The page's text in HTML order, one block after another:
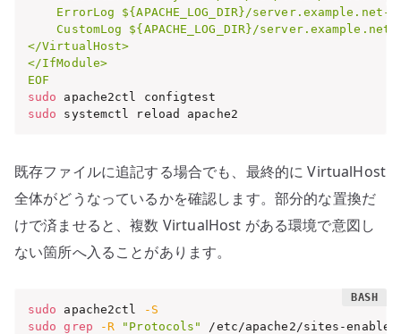
ErrorLog ${APACHE_LOG_DIR}/server.example.net-
CustomLog ${APACHE_LOG_DIR}/
</VirtualHost>
</IfModule>
EOF
sudo
sudo systemctl reload apache2
既存ファイルに追記する場合でも、最終的に VirtualHost
全体がどうなっているかを確認します。部分的な置換だ
けで済ませると、複数 VirtualHost がある環境で意図し
ない箇所へ入ることがあります。
sudo apache2ctl
-S
sudo
grep -R "Protocols" /etc/apache2/sites-